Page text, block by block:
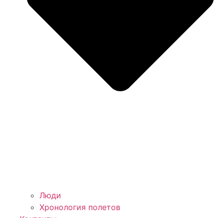
Люди
Хронология полетов